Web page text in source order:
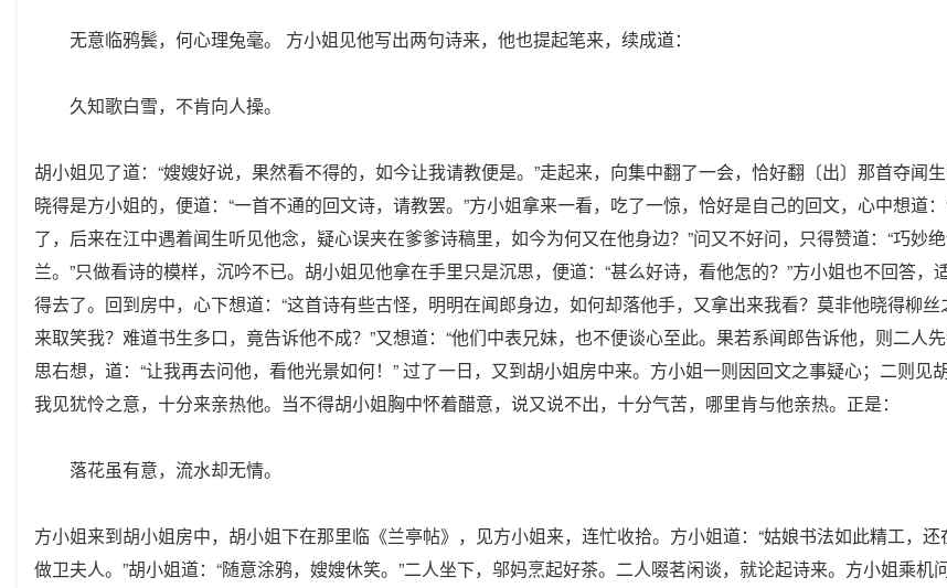
无意临鸦鬓，何心理兔毫。 方小姐见他写出两句诗来，他也提起笔来，续成道：
久知歌白雪，不肯向人操。
胡小姐见了道：“嫂嫂好说，果然看不得的，如今让我请教便是。”走起来，向集中翻了一会，恰好翻〔出〕那首夺闻
晓得是方小姐的，便道：“一首不通的回文诗，请教罢。”方小姐拿来一看，吃了一惊，恰好是自己的回文，心中想道
了，后来在江中遇着闻生听见他念，疑心误夹在爹爹诗稿里，如今为何又在他身边？”问又不好问，只得赞道：“巧妙
兰。”只做看诗的模样，沉吟不已。胡小姐见他拿在手里只是沉思，便道：“甚么好诗，看他怎的？”方小姐也不回答，
得去了。回到房中，心下想道：“这首诗有些古怪，明明在闻郎身边，如何却落他手，又拿出来我看？莫非他晓得柳丝
来取笑我？难道书生多口，竟告诉他不成？”又想道：“他们中表兄妹，也不便谈心至此。果若系闻郎告诉他，则二人
思右想，道：“让我再去问他，看他光景如何！” 过了一日，又到胡小姐房中来。方小姐一则因回文之事疑心；二则见
我见犹怜之意，十分来亲热他。当不得胡小姐胸中怀着醋意，说又说不出，十分气苦，哪里肯与他亲热。正是：
落花虽有意，流水却无情。
方小姐来到胡小姐房中，胡小姐下在那里临《兰亭帖》，见方小姐来，连忙收拾。方小姐道：“姑娘书法如此精工，
做卫夫人。”胡小姐道：“随意涂鸦，嫂嫂休笑。”二人坐下，邬妈烹起好茶。二人啜茗闲谈，就论起诗来。方小姐乘机